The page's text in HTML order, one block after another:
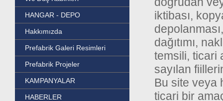
HANGAR - DEPO
Hakkımızda
Prefabrik Galeri Resimleri
Prefabrik Projeler
KAMPANYALAR
HABERLER
iktibası,
dağıtımı,
temsili, ticari
sayılan
Bu site veya
ticari bir